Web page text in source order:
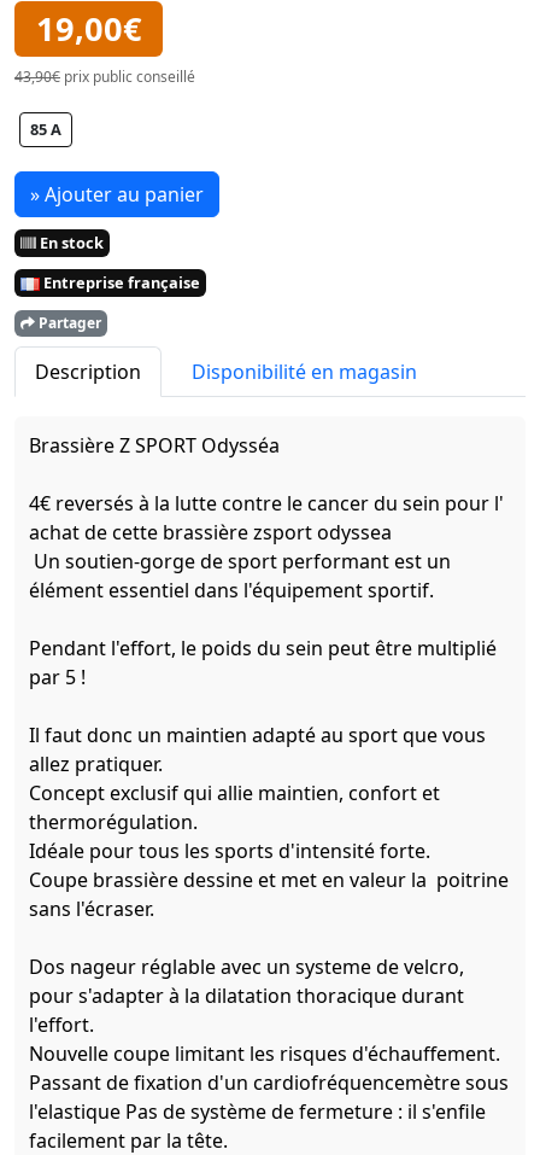
19,00€
43,90€ prix public conseillé
85 A
» Ajouter au panier
En stock
Entreprise française
Partager
Description Disponibilité en magasin
Brassière Z SPORT Odysséa
4€ reversés à la lutte contre le cancer du sein pour l'
achat de cette brassière zsport odyssea
Un soutien-gorge de sport performant est un
élément essentiel dans l'équipement sportif.
Pendant l'effort, le poids du sein peut être multiplié
par 5 !
Il faut donc un maintien adapté au sport que vous
allez pratiquer.
Concept exclusif qui allie maintien, confort et
thermorégulation.
Idéale pour tous les sports d'intensité forte.
Coupe brassière dessine et met en valeur la poitrine
sans l'écraser.
Dos nageur réglable avec un systeme de velcro,
pour s'adapter à la dilatation thoracique durant
l'effort.
Nouvelle coupe limitant les risques d'échauffement.
Passant de fixation d'un cardiofréquencemètre sous
l'elastique Pas de système de fermeture : il s'enfile
facilement par la tête.